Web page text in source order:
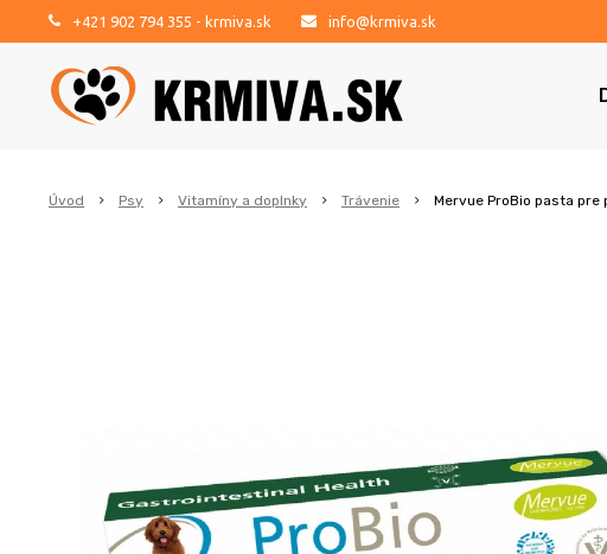
+421 902 794 355 - krmiva.sk info@krmiva.sk
Úvod Psy Vitamíny a doplnky Trávenie Mervue ProBio pasta